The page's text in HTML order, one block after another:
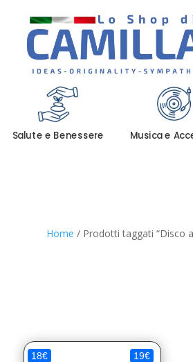
Salute e Benessere Musica e
Home / Prodotti taggati “Disco
18€ 19€